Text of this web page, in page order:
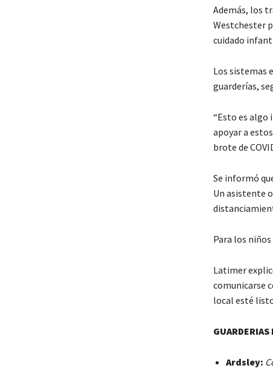
Además, los
Westchester
cuidado
Los sistemas
guarderías,
“Esto es algo
apoyar a
brote de
Se informó
Un asistente
Para los
Latimer
comunicarse
local esté
Ardsley: